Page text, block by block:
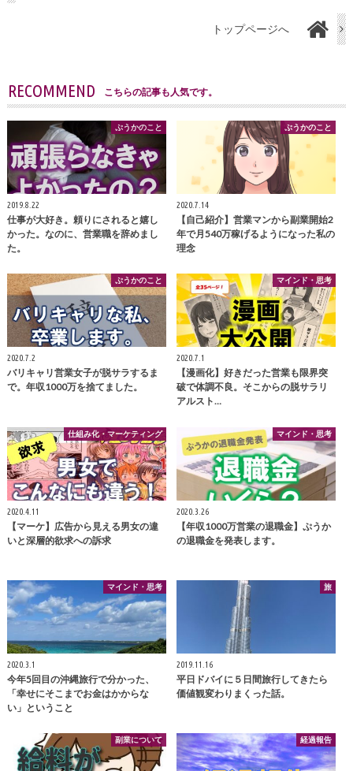
トップページへ
RECOMMEND こちらの記事も人気です。
ぷうかのこと
2019.8.22
仕事が大好き。頼りにされると嬉し
かった。なのに、営業職を辞めまし
た。
ぷうかのこと
2020.7.14
【自己紹介】営業マンから副業開始2
年で月540万稼げるようになった私の
理念
ぷうかのこと
2020.7.2
バリキャリ営業女子が脱サラするま
で。年収1000万を捨てました。
マインド・思考
2020.7.1
【漫画化】好きだった営業も限界突
破で体調不良。そこからの脱サラリ
アルスト…
仕組み化・マーケティング
2020.4.11
【マーケ】広告から見える男女の違
いと深層的欲求への訴求
マインド・思考
2020.3.26
【年収1000万営業の退職金】ぷうか
の退職金を発表します。
マインド・思考
2020.3.1
今年5回目の沖縄旅行で分かった、
「幸せにそこまでお金はかからな
い」ということ
旅
2019.11.16
平日ドバイに５日間旅行してきたら
価値観変わりまくった話。
副業について 経過報告